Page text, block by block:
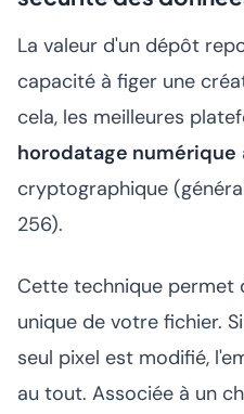
La valeur d'un dépôt
capacité à figer une
cela, les meilleures
horodatage numérique
cryptographique
256).
Cette technique permet
unique de votre fichier.
seul pixel est modifié,
au tout. Associée à un